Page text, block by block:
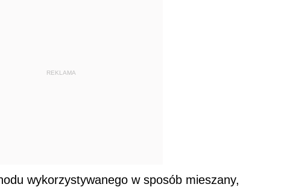
REKLAMA
wykorzystywanego w sposób mieszany,